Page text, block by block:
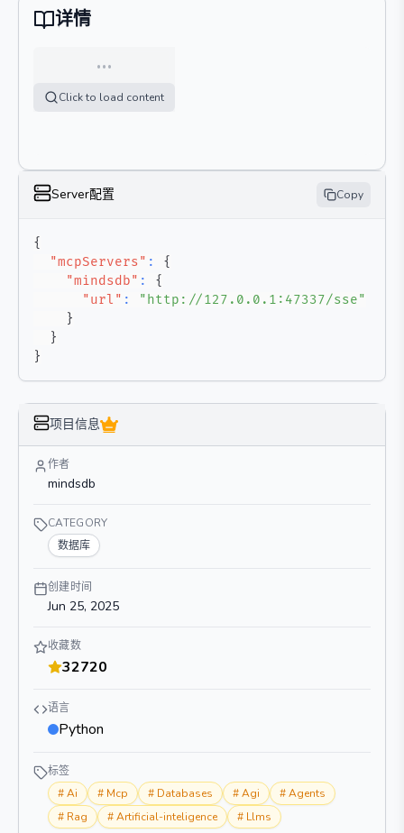
详情
…
Click to load content
Server配置 Copy
{
"mcpServers" :
{
"mindsdb" :
{
"url" :
"http://127.0.0.1:47337/sse"
}
}
}
项目信息
作者
mindsdb
CATEGORY
数据库
创建时间
Jun 25, 2025
收藏数
32720
语言
Python
标签
#Ai # Mcp # Databases #Agi #Agents
# Rag #Artificial-inteligence # Llms